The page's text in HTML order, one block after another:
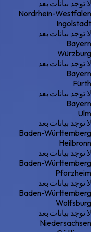
لا توجد بيانات بعد
Nordrhein-Westfalen
Ingolstadt
لا توجد بيانات بعد
Bayern
Würzburg
لا توجد بيانات بعد
Bayern
Fürth
لا توجد بيانات بعد
Bayern
Ulm
لا توجد بيانات بعد
Baden-Württemberg
Heilbronn
لا توجد بيانات بعد
Baden-Württemberg
Pforzheim
لا توجد بيانات بعد
Baden-Württemberg
Wolfsburg
لا توجد بيانات بعد
Niedersachsen